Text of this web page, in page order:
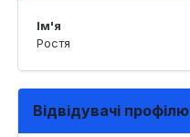
Ім'я
Ростя
Відвідувачі профілю